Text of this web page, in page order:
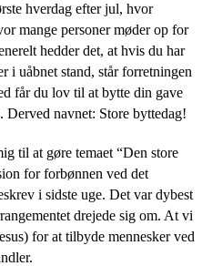
hverdag efter jul, hvor
mange personer møder op for
hedder det, at hvis du har
i uåbnet stand, står forretningen
får du lov til at bytte din gave
Derved navnet: Store byttedag!
til at gøre temaet “Den store
for forbønnen ved det
i sidste uge. Det var dybest
drejede sig om. At vi
for at tilbyde mennesker ved